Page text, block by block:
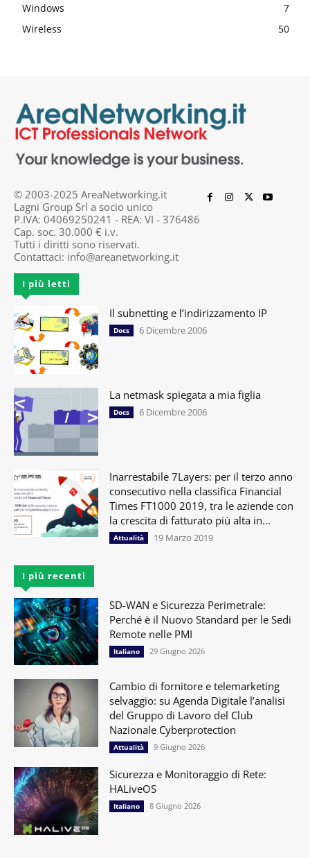
Windows
7
Wireless
50
© 2003-2025 AreaNetworking.it
Lagni Group Srl a socio unico
P.IVA: 04069250241 - REA: VI - 376486
Cap. soc. 30.000 € i.v.
Tutti i diritti sono riservati.
Contattaci: info@areanetworking.it
I più letti
Il subnetting e l’indirizzamento IP
Docs 6 Dicembre 2006
La netmask spiegata a mia figlia
Docs 6 Dicembre 2006
Inarrestabile 7Layers: per il terzo anno
consecutivo nella classifica Financial
Times FT1000 2019, tra le aziende con
la crescita di fatturato più alta in...
Attualità 19 Marzo 2019
I più recenti
SD-WAN e Sicurezza Perimetrale:
Perché è il Nuovo Standard per le Sedi
Remote nelle PMI
Italiano 29 Giugno 2026
Cambio di fornitore e telemarketing
selvaggio: su Agenda Digitale l’analisi
del Gruppo di Lavoro del Club
Nazionale Cyberprotection
Attualità 9 Giugno 2026
Sicurezza e Monitoraggio di Rete:
HALiveOS
Italiano 8 Giugno 2026